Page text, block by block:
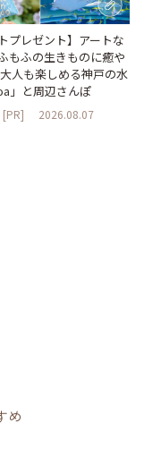
プレゼント】アートな
もふの生きものに癒や
人も楽しめる神戸の水
」と周辺さんぽ
[PR] 2026.08.07
め